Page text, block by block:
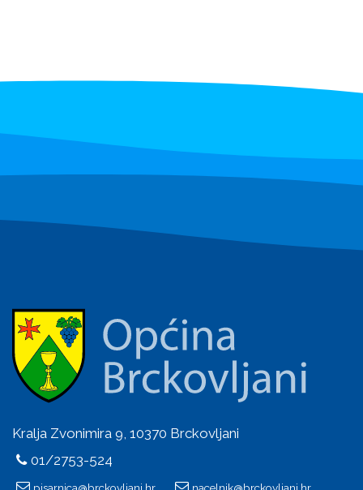
Kralja Zvonimira 9, 10370 Brckovljani
01/2753-524